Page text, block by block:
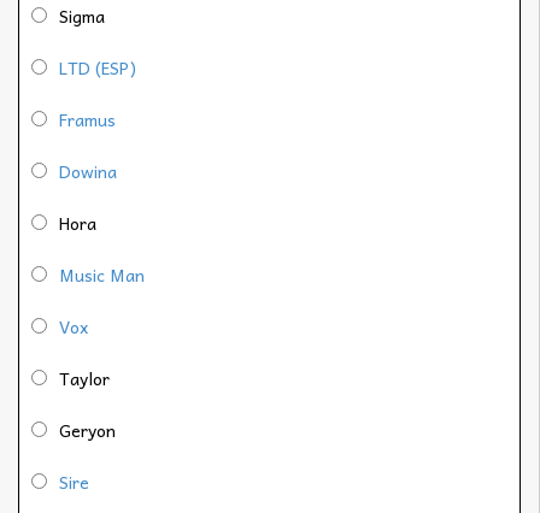
Sigma
LTD (ESP)
Framus
Dowina
Hora
Music Man
Vox
Taylor
Geryon
Sire